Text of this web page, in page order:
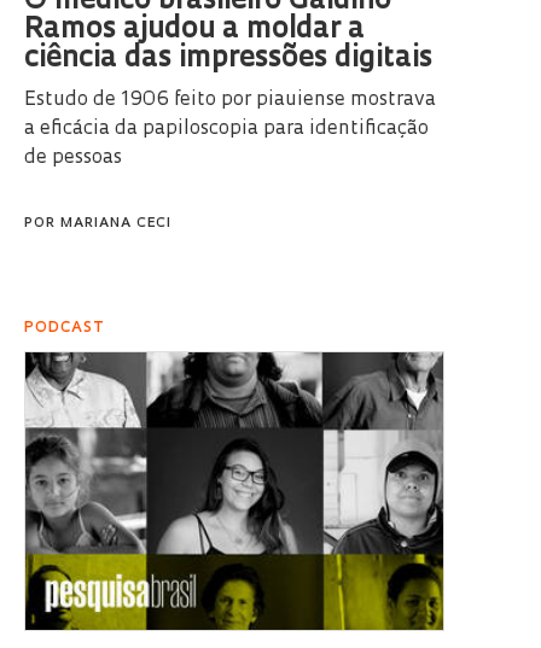
Ramos ajudou a moldar a
ciência das impressões digitais
Estudo de 1906 feito por piauiense mostrava
a eficácia da papiloscopia para identificação
de pessoas
POR MARIANA CECI
PODCAST